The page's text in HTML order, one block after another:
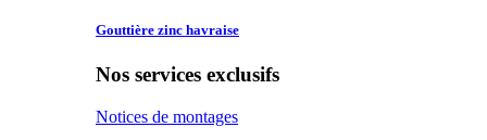
Gouttière zinc havraise
Nos services exclusifs
Notices de montages